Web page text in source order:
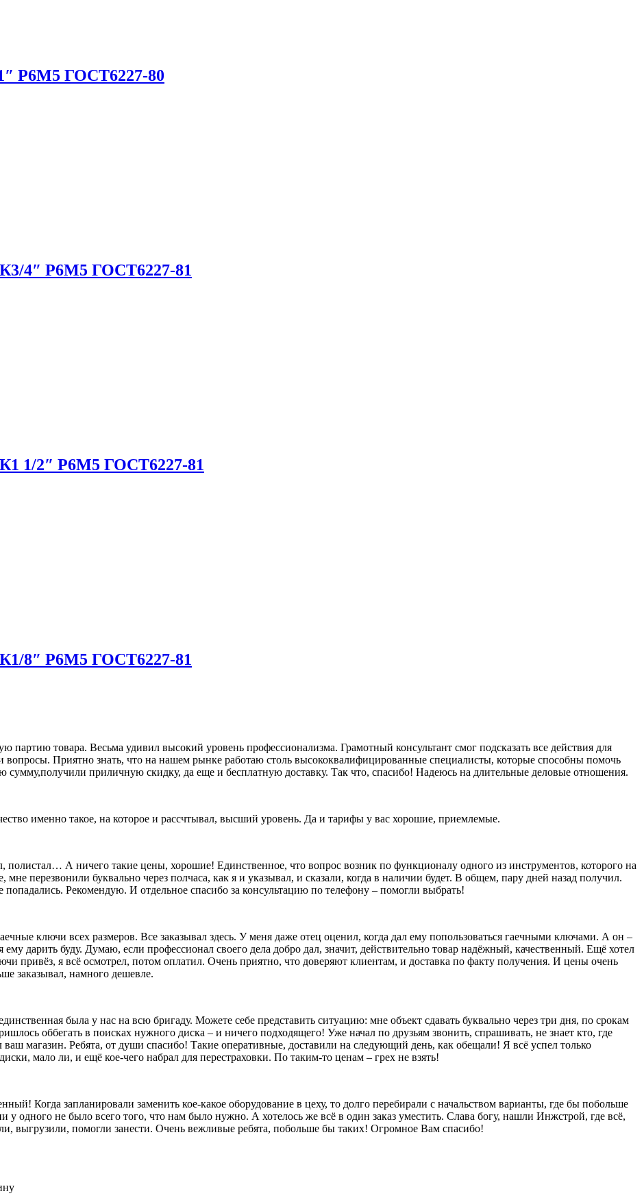
Р6М5 ГОСТ6227-80
4″ Р6М5 ГОСТ6227-81
1/2″ Р6М5 ГОСТ6227-81
8″ Р6М5 ГОСТ6227-81
товара. Весьма удивил высокий уровень профессионализма. Грамотный консультант смог подсказать все действия для
вопросы. Приятно знать, что на нашем рынке работаю столь высококвалифицированные специалисты, которые способны помочь
сумму,получили приличную скидку, да еще и бесплатную доставку. Так что, спасибо! Надеюсь на длительные деловые отношения.
именно такое, на которое и рассчтывал, высший уровень. Да и тарифы у вас хорошие, приемлемые.
полистал… А ничего такие цены, хорошие! Единственное, что вопрос возник по функционалу одного из инструментов, которого на
мне перезвонили буквально через полчаса, как я и указывал, и сказали, когда в наличии будет. В общем, пару дней назад получил.
Рекомендую. И отдельное спасибо за консультацию по телефону – помогли выбрать!
ключи всех размеров. Все заказывал здесь. У меня даже отец оценил, когда дал ему попользоваться гаечными ключами. А он –
ему дарить буду. Думаю, если профессионал своего дела добро дал, значит, действительно товар надёжный, качественный. Ещё хотел
привёз, я всё осмотрел, потом оплатил. Очень приятно, что доверяют клиентам, и доставка по факту получения. И цены очень
заказывал, намного дешевле.
была у нас на всю бригаду. Можете себе представить ситуацию: мне объект сдавать буквально через три дня, по срокам
оббегать в поисках нужного диска – и ничего подходящего! Уже начал по друзьям звонить, спрашивать, не знает кто, где
магазин. Ребята, от души спасибо! Такие оперативные, доставили на следующий день, как обещали! Я всё успел только
мало ли, и ещё кое-чего набрал для перестраховки. По таким-то ценам – грех не взять!
Когда запланировали заменить кое-какое оборудование в цеху, то долго перебирали с начальством варианты, где бы побольше
у одного не было всего того, что нам было нужно. А хотелось же всё в один заказ уместить. Слава богу, нашли Инжстрой, где всё,
выгрузили, помогли занести. Очень вежливые ребята, побольше бы таких! Огромное Вам спасибо!